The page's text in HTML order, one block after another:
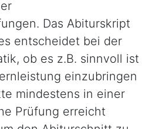
Das Abiturskript
entscheidet bei der
ob es z.B. sinnvoll ist
einzubringen
mindestens in einer
Prüfung erreicht